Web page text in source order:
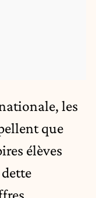
les
que
élèves